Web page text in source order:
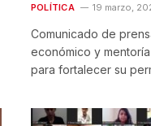
POLÍTICA 19 marzo,
Comunicado de
económico y
para fortalecer su